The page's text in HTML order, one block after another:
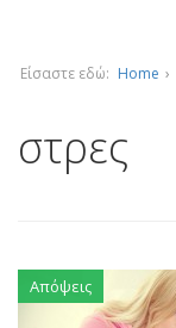
Είσαστε εδώ: Home ›
στρες
Απόψεις